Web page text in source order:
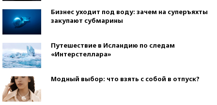
Бизнес уходит под воду: зачем на суперъяхты
закупают субмарины
Путешествие в Исландию по следам
«Интерстеллара»
Модный выбор: что взять с собой в отпуск?